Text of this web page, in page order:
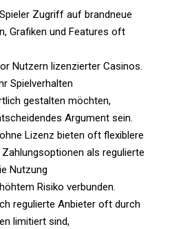
Zugriff auf brandneue
Grafiken und Features oft
Nutzern lizenzierter Casinos.
Spielverhalten
gestalten möchten,
Argument sein.
Lizenz bieten oft flexiblere
als regulierte
Nutzung
Risiko verbunden.
regulierte Anbieter oft durch
limitiert sind,